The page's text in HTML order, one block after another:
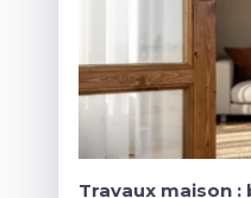
Travaux maison :